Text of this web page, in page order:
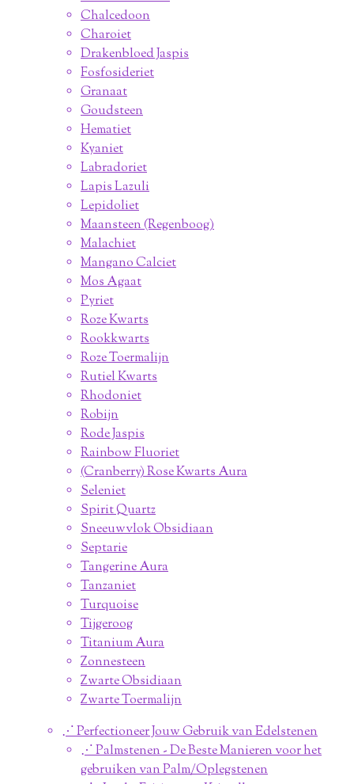
Chalcedoon
Charoiet
Drakenbloed Jaspis
Fosfosideriet
Granaat
Goudsteen
Hematiet
Kyaniet
Labradoriet
Lapis Lazuli
Lepidoliet
Maansteen (Regenboog)
Malachiet
Mangano Calciet
Mos Agaat
Pyriet
Roze Kwarts
Rookkwarts
Roze Toermalijn
Rutiel Kwarts
Rhodoniet
Robijn
Rode Jaspis
Rainbow Fluoriet
(Cranberry) Rose Kwarts Aura
Seleniet
Spirit Quartz
Sneeuwvlok Obsidiaan
Septarie
Tangerine Aura
Tanzaniet
Turquoise
Tijgeroog
Titanium Aura
Zonnesteen
Zwarte Obsidiaan
Zwarte Toermalijn
⋰ Perfectioneer Jouw Gebruik van Edelstenen
⋰ Palmstenen - De Beste Manieren voor het
gebruiken van Palm/Oplegstenen